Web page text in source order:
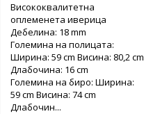
Висококвалитетна
оплеменета иверица
Дебелина: 18 mm
Големина на полицата:
Ширина: 59 cm Висина: 80,2 cm
Длабочина: 16 cm
Големина на биро: Ширина:
59 cm Висина: 74 cm
Длабочин...